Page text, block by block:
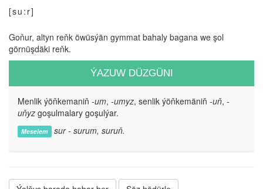
[su:r]
Goňur, altyn reňk öwüsýän gymmat bahaly bagana we şol
görnüşdäki reňk.
ÝAZUW DÜZGÜNI
Menlik ýöňkemaniň -um, -umyz, senlik ýöňkemäniň -uň, -
uňyz goşulmalary goşulýar.
Meselem sur - surum, suruň.